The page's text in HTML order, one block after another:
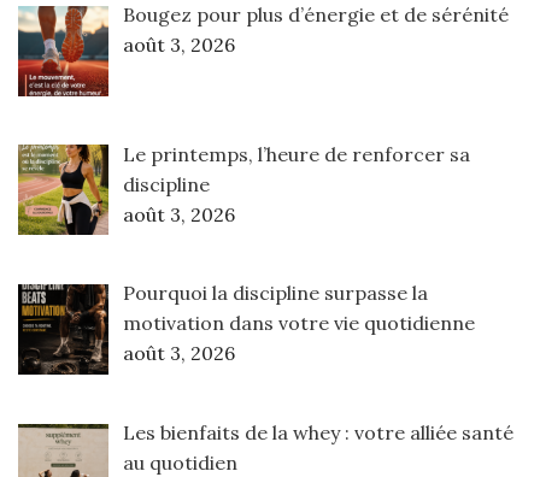
Bougez pour plus d’énergie et de sérénité
août 3, 2026
Le printemps, l’heure de renforcer sa
discipline
août 3, 2026
Pourquoi la discipline surpasse la
motivation dans votre vie quotidienne
août 3, 2026
Les bienfaits de la whey : votre alliée santé
au quotidien